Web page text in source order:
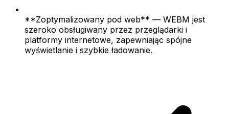
**Zoptymalizowany pod web** — WEBM jest
szeroko obsługiwany przez przeglądarki i
platformy internetowe, zapewniając spójne
wyświetlanie i szybkie ładowanie.